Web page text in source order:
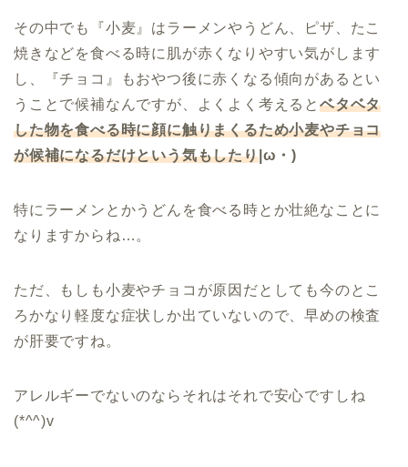
その中でも『小麦』はラーメンやうどん、ピザ、たこ
焼きなどを食べる時に肌が赤くなりやすい気がします
し、『チョコ』もおやつ後に赤くなる傾向があるとい
うことで候補なんですが、よくよく考えると ベタベタ
した物を食べる時に顔に触りまくるため小麦やチョコ
が候補になるだけという気もしたり|ω・)
特にラーメンとかうどんを食べる時とか壮絶なことに
なりますからね…。
ただ、もしも小麦やチョコが原因だとしても今のとこ
ろかなり軽度な症状しか出ていないので、早めの検査
が肝要ですね。
アレルギーでないのならそれはそれで安心ですしね
(*^^)v